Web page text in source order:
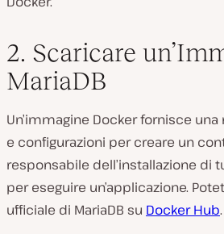
2. Scaricare
MariaDB
Un’immagine Docker fornisce
e configurazioni per creare un
responsabile dell’installazione di
per eseguire un’applicazione.
ufficiale di MariaDB su Docker Hub.